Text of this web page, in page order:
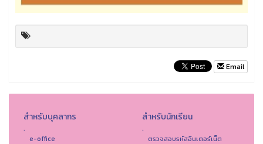
Email
สำหรับบุคลากร
.
e-office
สำหรับนักเรียน
.
ตรวจสอบรหัสอินเตอร์เน็ต